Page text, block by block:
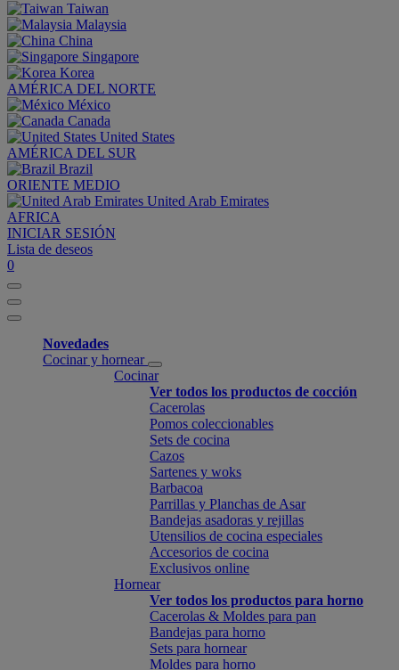
Taiwan
Malaysia
China
Singapore
Korea
AMÉRICA DEL NORTE
México
Canada
United States
AMÉRICA DEL SUR
Brazil
ORIENTE MEDIO
United Arab Emirates
AFRICA
INICIAR SESIÓN
Lista de deseos
0
Novedades
Cocinar y hornear
Cocinar
Ver todos los productos de cocción
Cacerolas
Pomos coleccionables
Sets de cocina
Cazos
Sartenes y woks
Barbacoa
Parrillas y Planchas de Asar
Bandejas asadoras y rejillas
Utensilios de cocina especiales
Accesorios de cocina
Exclusivos online
Hornear
Ver todos los productos para horno
Cacerolas & Moldes para pan
Bandejas para horno
Sets para hornear
Moldes para horno